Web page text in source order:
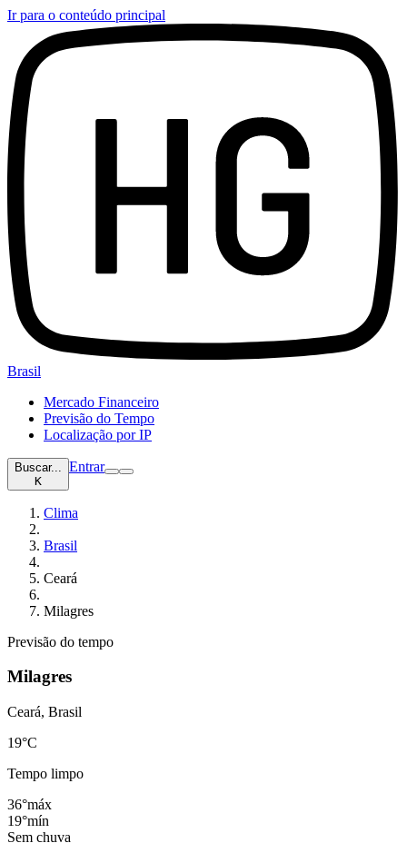
Ir para o conteúdo principal
Brasil
Mercado Financeiro
Previsão do Tempo
Localização por IP
Buscar...
K
Entrar
Clima
Brasil
Ceará
Milagres
Previsão do tempo
Milagres
Ceará, Brasil
19°C
Tempo limpo
36°máx
19°mín
Sem chuva